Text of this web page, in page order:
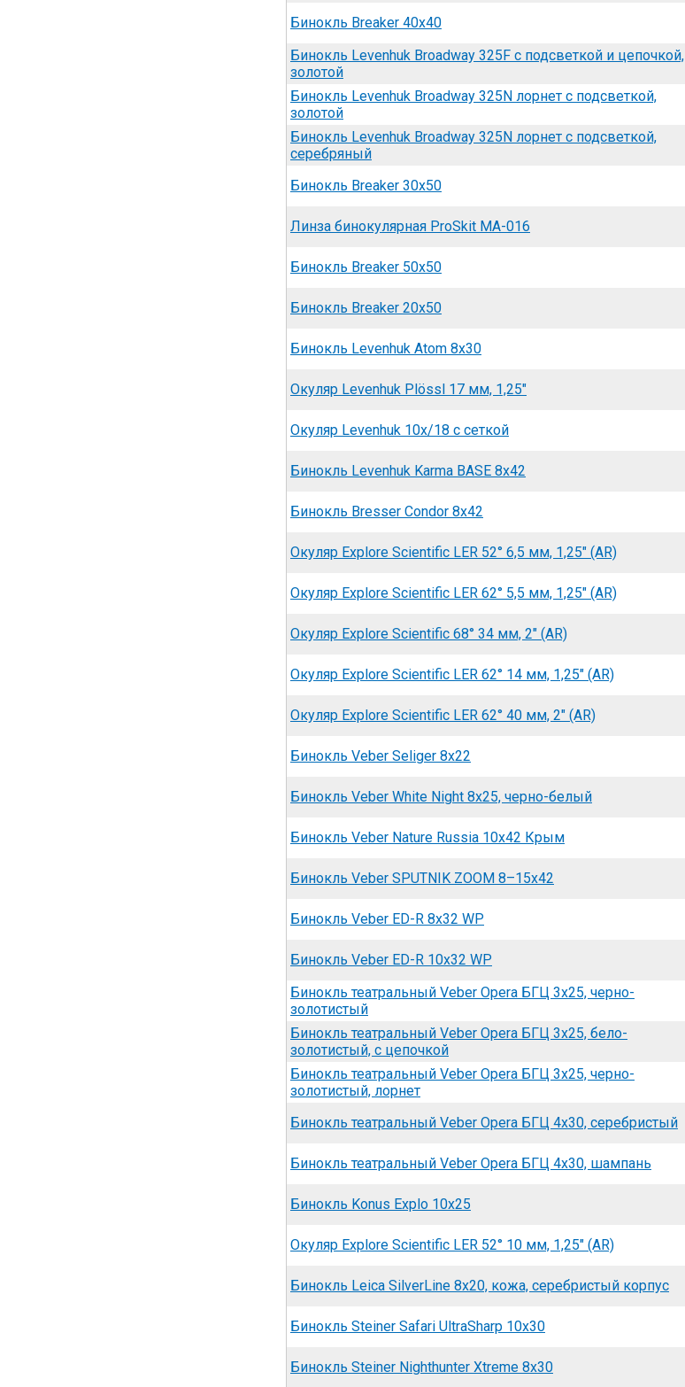
Бинокль Breaker 40x40
Бинокль Levenhuk Broadway 325F с подсветкой и цепочкой,
золотой
Бинокль Levenhuk Broadway 325N лорнет с подсветкой,
золотой
Бинокль Levenhuk Broadway 325N лорнет с подсветкой,
серебряный
Бинокль Breaker 30x50
Линза бинокулярная ProSkit MA-016
Бинокль Breaker 50x50
Бинокль Breaker 20x50
Бинокль Levenhuk Atom 8x30
Окуляр Levenhuk Plössl 17 мм, 1,25"
Окуляр Levenhuk 10x/18 с сеткой
Бинокль Levenhuk Karma BASE 8x42
Бинокль Bresser Condor 8x42
Окуляр Explore Scientific LER 52° 6,5 мм, 1,25" (AR)
Окуляр Explore Scientific LER 62° 5,5 мм, 1,25" (AR)
Окуляр Explore Scientific 68° 34 мм, 2" (AR)
Окуляр Explore Scientific LER 62° 14 мм, 1,25" (AR)
Окуляр Explore Scientific LER 62° 40 мм, 2" (AR)
Бинокль Veber Seliger 8x22
Бинокль Veber White Night 8x25, черно-белый
Бинокль Veber Nature Russia 10x42 Крым
Бинокль Veber SPUTNIK ZOOM 8–15x42
Бинокль Veber ED-R 8x32 WP
Бинокль Veber ED-R 10x32 WP
Бинокль театральный Veber Opera БГЦ 3x25, черно-
золотистый
Бинокль театральный Veber Opera БГЦ 3x25, бело-
золотистый, с цепочкой
Бинокль театральный Veber Opera БГЦ 3x25, черно-
золотистый, лорнет
Бинокль театральный Veber Opera БГЦ 4x30, серебристый
Бинокль театральный Veber Opera БГЦ 4x30, шампань
Бинокль Konus Explo 10x25
Окуляр Explore Scientific LER 52° 10 мм, 1,25" (AR)
Бинокль Leica SilverLine 8x20, кожа, серебристый корпус
Бинокль Steiner Safari UltraSharp 10x30
Бинокль Steiner Nighthunter Xtreme 8x30